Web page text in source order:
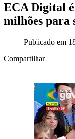
ECA Digital é
milhões para
Publicado em
Compartilhar